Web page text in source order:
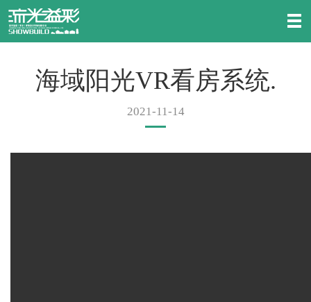
海域阳光VR看房系统.
2021-11-14